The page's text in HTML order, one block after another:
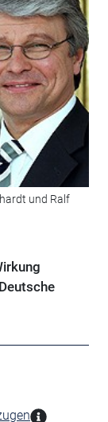
und Ralf